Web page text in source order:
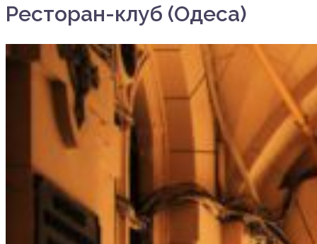
Ресторан-клуб (Одеса)